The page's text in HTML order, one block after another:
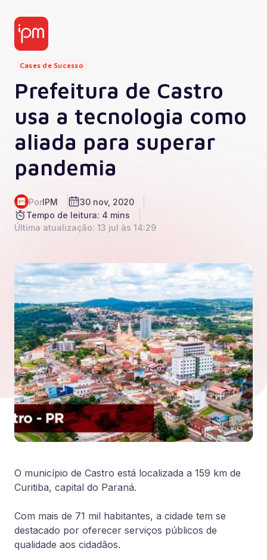
Cases de Sucesso
Prefeitura de Castro
usa a tecnologia como
aliada para superar
pandemia
PorIPM
30 nov, 2020
Tempo de leitura: 4 mins
Última atualização: 13 jul às 14:29
O município de Castro está localizada a 159 km de
Curitiba, capital do Paraná.
Com mais de 71 mil habitantes, a cidade tem se
destacado por oferecer serviços públicos de
qualidade aos cidadãos.